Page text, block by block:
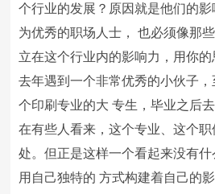
个行业的发展？原因就是他们的
为优秀的职场人士， 也必须像那
立在这个行业内的影响力，用你
去年遇到一个非常优秀的小伙子
个印刷专业的大 专生，毕业之后
在有些人看来，这个专业、这个
处。但正是这样一个看起来没有
用自己独特的 方式构建着自己的